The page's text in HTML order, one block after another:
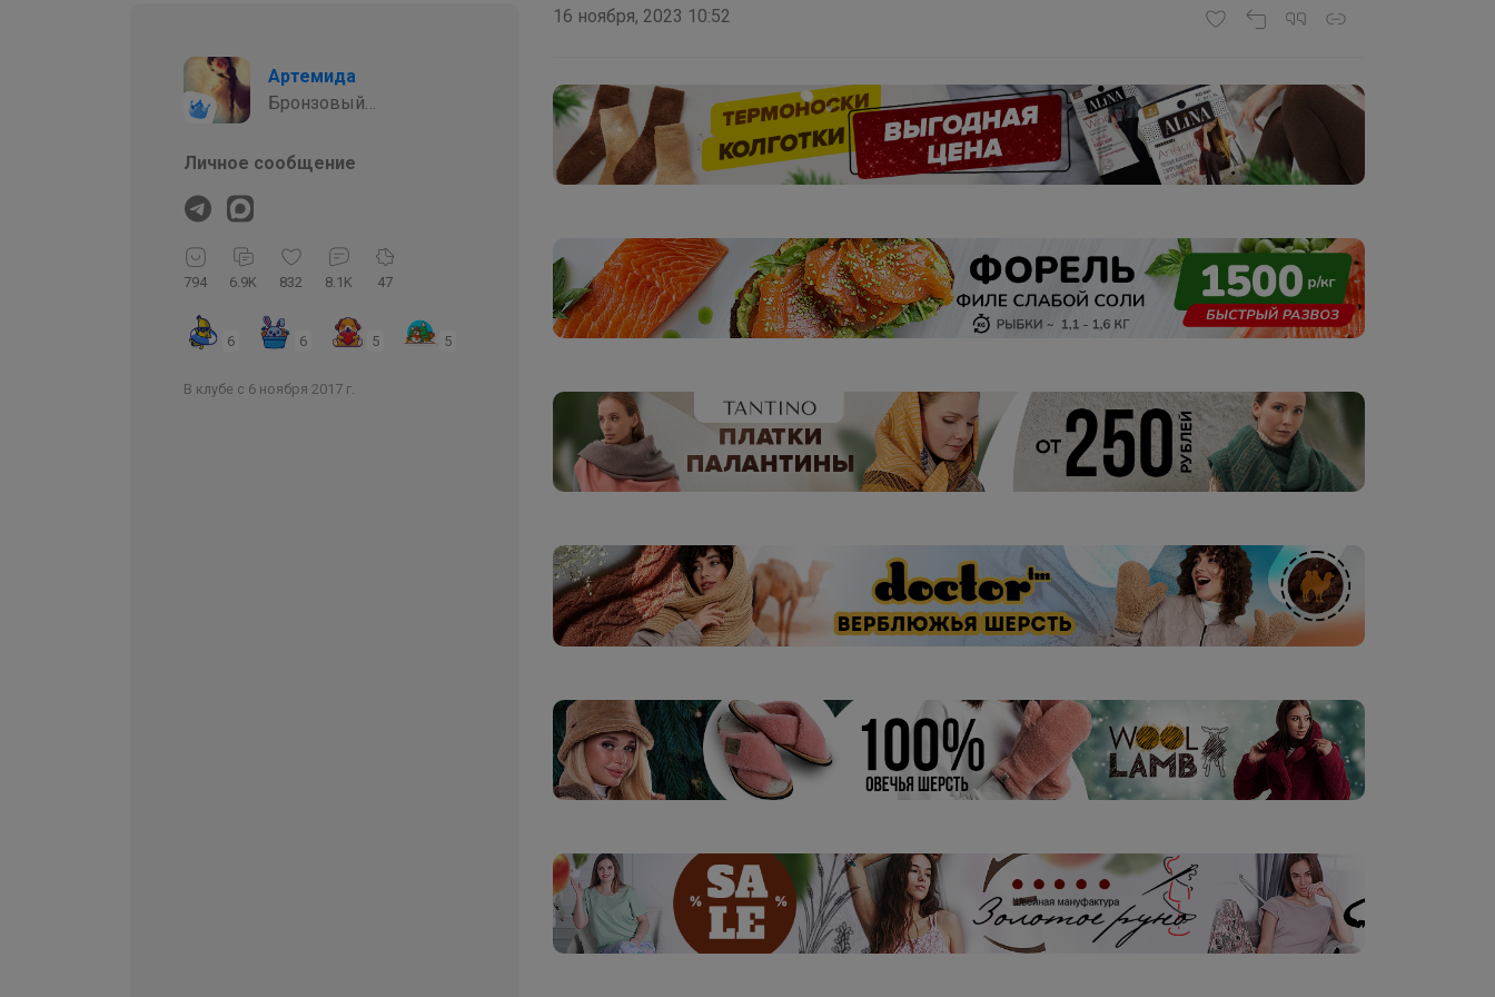
Артемида
Бронзовый
Личное сообщение
794 6.9K 832 8.1K 47
6 6 5 5
В клубе с 6 ноября 2017 г.
16 ноября, 2023 10:52
_Настя_
бренда